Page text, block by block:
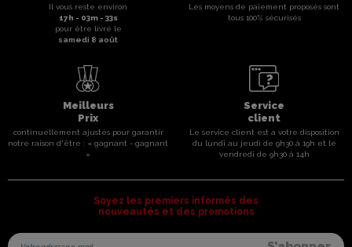
Il vous reste environ
17h - 03m - 33s
pour être livré le
samedi 8 août
Les moyens de paiement proposés sont
tous 100% sécurisés
Meilleurs
Prix
continuellement ajustés pour garantir
notre raison d'être : « gagnant - gagnant
»
Service
client
Le service client est a votre disposition
du lundi au jeudi de 9h30 à 19h et le
vendredi de 9h30 à 14h
Soyez les premiers informés des
nouveautés et des promotions